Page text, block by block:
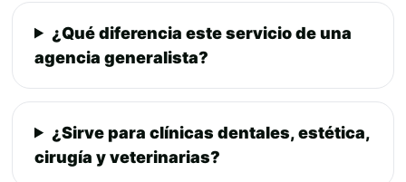
¿Qué diferencia este servicio de una
agencia generalista?
¿Sirve para clínicas dentales, estética,
cirugía y veterinarias?